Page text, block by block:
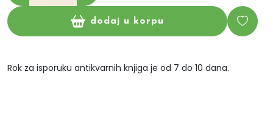
dodaj u korpu
Rok za isporuku antikvarnih knjiga je od 7 do 10 dana.